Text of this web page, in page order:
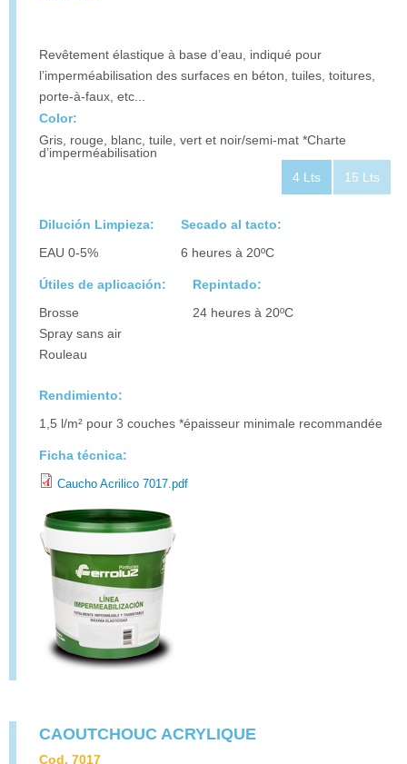
Revêtement élastique à base d’eau, indiqué pour
l’imperméabilisation des surfaces en béton, tuiles, toitures,
porte-à-faux, etc...
Color:
Gris, rouge, blanc, tuile, vert et noir/semi-mat *Charte
d’imperméabilisation
15 Lts
4 Lts
Dilución Limpieza:
EAU 0-5%
Secado al tacto:
6 heures à 20ºC
Útiles de aplicación:
Brosse
Spray sans air
Rouleau
Repintado:
24 heures à 20ºC
Rendimiento:
1,5 l/m² pour 3 couches *épaisseur minimale recommandée
Ficha técnica:
Caucho Acrilico 7017.pdf
CAOUTCHOUC ACRYLIQUE
Cod. 7017